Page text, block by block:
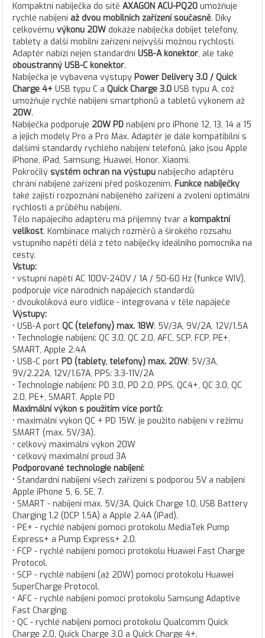
Kompaktní nabíječka do sítě AXAGON ACU-PQ20 umožňuje
rychlé nabíjení až dvou mobilních zařízení současně. Díky
celkovému výkonu 20W dokáže nabíječka dobíjet telefony,
tablety a další mobilní zařízení nejvyšší možnou rychlostí.
Adaptér nabízí nejen standardní USB-A konektor, ale také
oboustranný USB-C konektor.
Nabíječka je vybavena výstupy Power Delivery 3.0 / Quick
Charge 4+ USB typu C a Quick Charge 3.0 USB typu A, což
umožňuje rychlé nabíjení smartphonů a tabletů výkonem až
20W.
Nabíječka podporuje 20W PD nabíjení pro iPhone 12, 13, 14 a 15
a jejich modely Pro a Pro Max. Adaptér je dále kompatibilní s
dalšími standardy rychlého nabíjení telefonů, jako jsou Apple
iPhone, iPad, Samsung, Huawei, Honor, Xiaomi.
Pokročilý systém ochran na výstupu nabíjecího adaptéru
chrání nabíjené zařízení před poškozením. Funkce nabíječky
také zajistí rozpoznání nabíjeného zařízení a zvolení optimální
rychlosti a průběhu nabíjení.
Tělo napájecího adaptéru má příjemný tvar a kompaktní
velikost. Kombinace malých rozměrů a širokého rozsahu
vstupního napětí dělá z této nabíječky ideálního pomocníka na
cesty.
Vstup:
• vstupní napětí AC 100V-240V / 1A / 50-60 Hz (funkce WIV),
podporuje více národních napájecích standardů
• dvoukolíková euro vidlice - integrovaná v těle napáječe
Výstupy:
• USB-A port QC (telefony) max. 18W: 5V/3A, 9V/2A, 12V/1.5A
• Technologie nabíjení: QC 3.0, QC 2.0, AFC, SCP, FCP, PE+,
SMART, Apple 2.4A
• USB-C port PD (tablety, telefony) max. 20W: 5V/3A,
9V/2.22A, 12V/1.67A, PPS: 3.3-11V/2A
• Technologie nabíjení: PD 3.0, PD 2.0, PPS, QC4+, QC 3.0, QC
2.0, PE+, SMART, Apple PD
Maximální výkon s použitím více portů:
• maximální výkon QC + PD 15W, je použito nabíjení v režimu
SMART (max. 5V/3A).
• celkový maximální výkon 20W
• celkový maximální proud 3A
Podporované technologie nabíjení:
• Standardní nabíjení všech zařízení s podporou 5V a nabíjení
Apple iPhone 5, 6, SE, 7.
• SMART - nabíjení max. 5V/3A, Quick Charge 1.0, USB Battery
Charging 1.2 (DCP 1.5A) a Apple 2.4A (iPad).
• PE+ - rychlé nabíjení pomocí protokolu MediaTek Pump
Express+ a Pump Express+ 2.0.
• FCP - rychlé nabíjení pomocí protokolu Huawei Fast Charge
Protocol.
• SCP - rychlé nabíjení (až 20W) pomocí protokolu Huawei
SuperCharge Protocol.
• AFC - rychlé nabíjení pomocí protokolu Samsung Adaptive
Fast Charging.
• QC - rychlé nabíjení pomocí protokolu Qualcomm Quick
Charge 2.0, Quick Charge 3.0 a Quick Charge 4+.